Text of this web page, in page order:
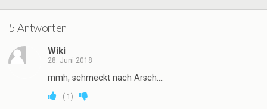
5 Antworten
Wiki
28. Juni 2018
mmh, schmeckt nach Arsch….
(-1 )